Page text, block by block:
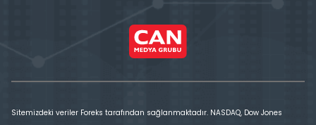
Sitemizdeki veriler Foreks tarafından sağlanmaktadır. NASDAQ, Dow Jones